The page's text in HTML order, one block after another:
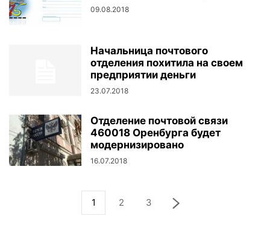
09.08.2018
Начальница почтового
отделения похитила на своем
предприятии деньги
23.07.2018
Отделение почтовой связи
460018 Оренбурга будет
модернизировано
16.07.2018
1 2 3